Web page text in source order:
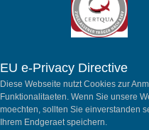
EU e-Privacy Directive
Diese Webseite nutzt Cookies zur
Funktionalitaeten. Wenn Sie unsere
moechten, sollten Sie einverstanden
Ihrem Endgeraet speichern.